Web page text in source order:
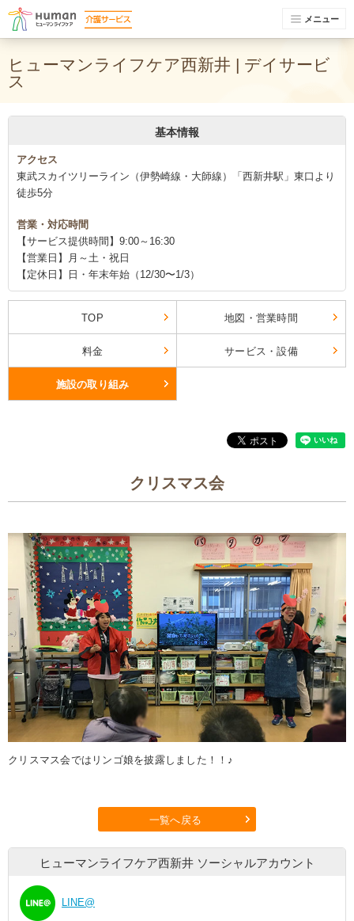
メニュー
ヒューマンライフケア西新井 | デイサービ
ス
基本情報
アクセス
東武スカイツリーライン（伊勢崎線・大師線）「西新井駅」東口より
徒歩5分
営業・対応時間
【サービス提供時間】9:00～16:30
【営業日】月～土・祝日
【定休日】日・年末年始（12/30〜1/3）
TOP 地図・営業時間
料金 サービス・設備
施設の取り組み
クリスマス会
クリスマス会ではリンゴ娘を披露しました！！♪
一覧へ戻る
ヒューマンライフケア西新井 ソーシャルアカウント
LINE@